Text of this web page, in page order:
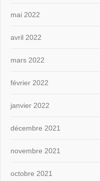
mai 2022
avril 2022
mars 2022
février 2022
janvier 2022
décembre 2021
novembre 2021
octobre 2021